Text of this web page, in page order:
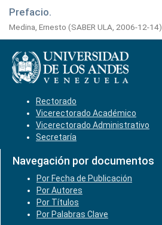
Prefacio.
Medina, Ernesto (SABER ULA, 2006-12-14)
Rectorado
Vicerectorado Académico
Vicerectorado Administrativo
Secretaría
Navegación por documentos
Por Fecha de Publicación
Por Autores
Por Títulos
Por Palabras Clave